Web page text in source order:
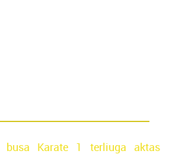
busa Karate 1 terliuga aktas